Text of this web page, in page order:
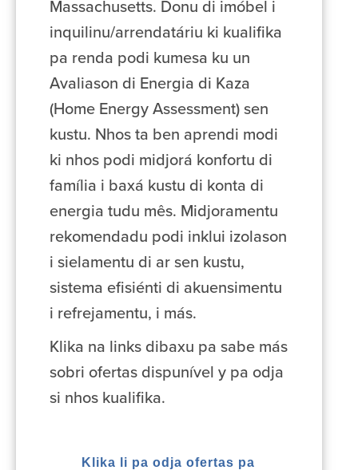
Massachusetts. Donu di imóbel i
inquilinu/arrendatáriu ki kualifika
pa renda podi kumesa ku un
Avaliason di Energia di Kaza
(Home Energy Assessment) sen
kustu. Nhos ta ben aprendi modi
ki nhos podi midjorá konfortu di
família i baxá kustu di konta di
energia tudu mês. Midjoramentu
rekomendadu podi inklui izolason
i sielamentu di ar sen kustu,
sistema efisiénti di akuensimentu
i refrejamentu, i más.
Klika na links dibaxu pa sabe más
sobri ofertas dispunível y pa odja
si nhos kualifika.
Klika li pa odja ofertas pa